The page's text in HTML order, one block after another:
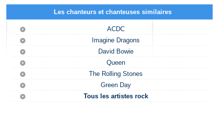
Les chanteurs et chanteuses similaires
ACDC
Imagine Dragons
David Bowie
Queen
The Rolling Stones
Green Day
Tous les artistes rock